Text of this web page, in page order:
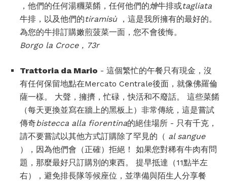
，他們的任何湯糰菜餚，任何他們的燴牛排或tagliata
牛排，以及他們的tiramisù，這是我所擁有的最好的。
為您的牛排訂購嫩煎菠菜一面，您不會後悔。
Borgo la Croce，73r
Trattoria da Mario - 這個繁忙的午餐只有現金，沒
有任何保留地點在Mercato Centrale後面，就像佛羅倫
薩一樣。 大聲，擁擠，忙碌，快活和不廢話。 這些菜餚
（每天更換並寫在牆上的黑板上）非常傳統，這是嘗試
傳奇bistecca alla fiorentina的絕佳場所 - 只有千克，
請不要嘗試以其他方式訂購除了罕見的（ al sangue
），因為他們會（正確）拒絕！ 如果您對稀有牛肉有問
題，那麼最好只訂購別的東西。 提早抵達（11點半左
右），避免排長隊等候座位，並準備與陌生人分享餐